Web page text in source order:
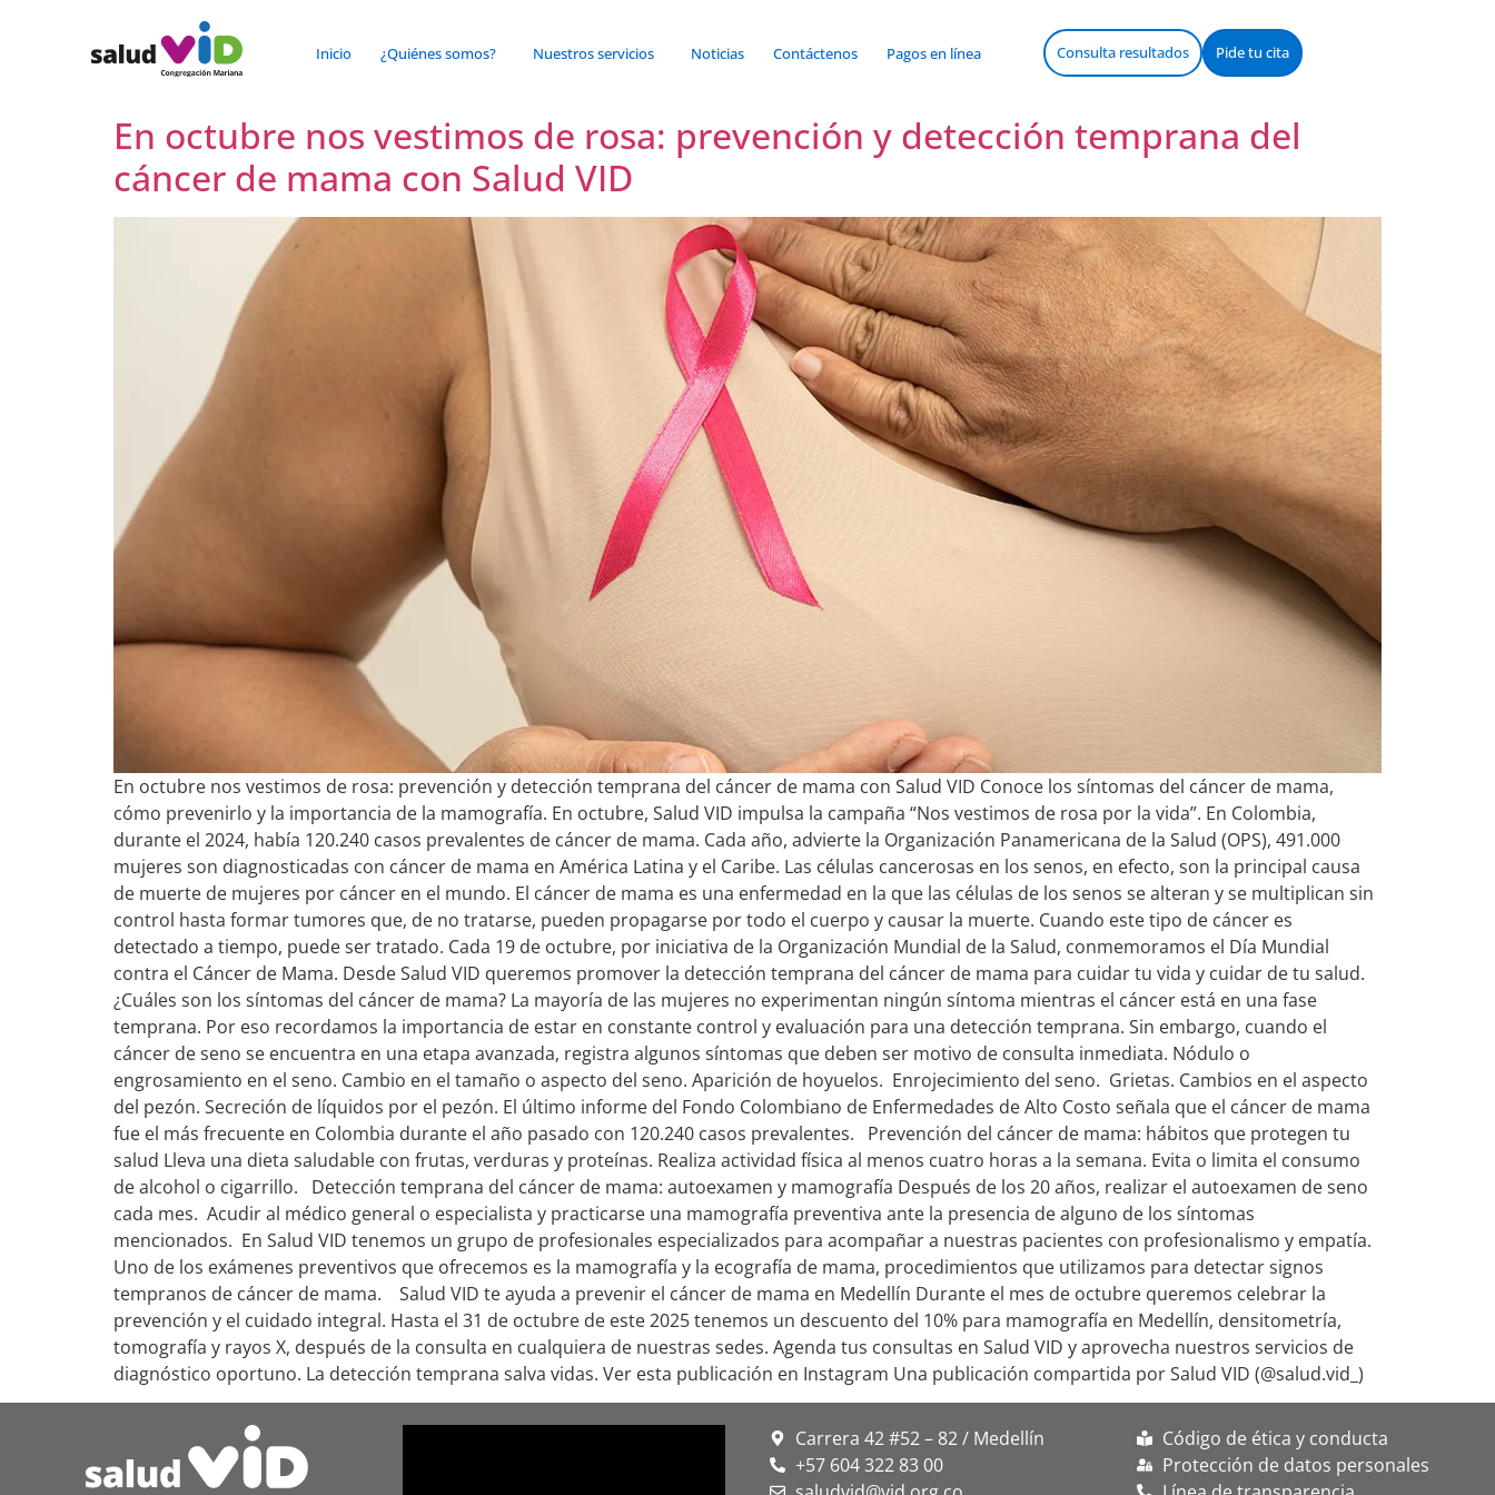
Inicio ¿Quiénes somos? Nuestros servicios Noticias Contáctenos Pagos en línea Consulta resultados Pide tu cita
En octubre nos vestimos de rosa: prevención y detección temprana del
cáncer de mama con Salud VID
En octubre nos vestimos de rosa: prevención y detección temprana del cáncer de mama con Salud VID Conoce los síntomas del cáncer de mama,
cómo prevenirlo y la importancia de la mamografía. En octubre, Salud VID impulsa la campaña “Nos vestimos de rosa por la vida”.​ En Colombia,
durante el 2024, había 120.240 casos prevalentes de cáncer de mama. Cada año, advierte la Organización Panamericana de la Salud (OPS), 491.000
mujeres son diagnosticadas con cáncer de mama en América Latina y el Caribe. Las células cancerosas en los senos, en efecto, son la principal causa
de muerte de mujeres por cáncer en el mundo. El cáncer de mama es una enfermedad en la que las células de los senos se alteran y se multiplican sin
control hasta formar tumores que, de no tratarse, pueden propagarse por todo el cuerpo y causar la muerte. Cuando este tipo de cáncer es
detectado a tiempo, puede ser tratado. Cada 19 de octubre, por iniciativa de la Organización Mundial de la Salud, conmemoramos el Día Mundial
contra el Cáncer de Mama. Desde Salud VID queremos promover la detección temprana del cáncer de mama para cuidar tu vida y cuidar de tu salud.
¿Cuáles son los síntomas del cáncer de mama? La mayoría de las mujeres no experimentan ningún síntoma mientras el cáncer está en una fase
temprana. Por eso recordamos la importancia de estar en constante control y evaluación para una detección temprana. Sin embargo, cuando el
cáncer de seno se encuentra en una etapa avanzada, registra algunos síntomas que deben ser motivo de consulta inmediata. Nódulo o
engrosamiento en el seno. Cambio en el tamaño o aspecto del seno. Aparición de hoyuelos. Enrojecimiento del seno. Grietas. Cambios en el aspecto
del pezón. Secreción de líquidos por el pezón. El último informe del Fondo Colombiano de Enfermedades de Alto Costo señala que el cáncer de mama
fue el más frecuente en Colombia durante el año pasado con 120.240 casos prevalentes. Prevención del cáncer de mama: hábitos que protegen tu
salud Lleva una dieta saludable con frutas, verduras y proteínas. Realiza actividad física al menos cuatro horas a la semana. Evita o limita el consumo
de alcohol o cigarrillo. Detección temprana del cáncer de mama: autoexamen y mamografía Después de los 20 años, realizar el autoexamen de seno
cada mes. Acudir al médico general o especialista y practicarse una mamografía preventiva ante la presencia de alguno de los síntomas
mencionados. En Salud VID tenemos un grupo de profesionales especializados para acompañar a nuestras pacientes con profesionalismo y empatía.
Uno de los exámenes preventivos que ofrecemos es la mamografía y la ecografía de mama, procedimientos que utilizamos para detectar signos
tempranos de cáncer de mama. Salud VID te ayuda a prevenir el cáncer de mama en Medellín Durante el mes de octubre queremos celebrar la
prevención y el cuidado integral. Hasta el 31 de octubre de este 2025 tenemos un descuento del 10% para mamografía en Medellín, densitometría,
tomografía y rayos X, después de la consulta en cualquiera de nuestras sedes. Agenda tus consultas en Salud VID y aprovecha nuestros servicios de
diagnóstico oportuno. La detección temprana salva vidas. Ver esta publicación en Instagram Una publicación compartida por Salud VID (@salud.vid_)
Carrera 42 #52 – 82 / Medellín
+57 604 322 83 00
Código de ética y conducta
Protección de datos personales